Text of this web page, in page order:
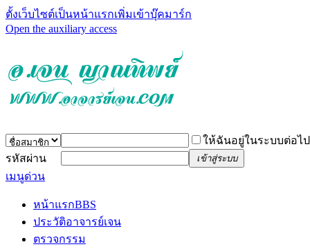
ตั้งเว็บไซต์เป็นหน้าแรกเพิ่มเข้าบุ๊คมาร์ก
Open the auxiliary access
ให้ฉันอยู่ในระบบต่อไป
รหัสผ่าน
เข้าสู่ระบบ
เมนูด่วน
หน้าแรกBBS
ประวัติอาจารย์เจน
ตรวจกรรม